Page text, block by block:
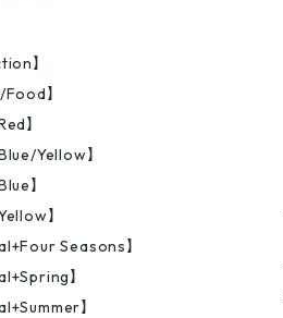
】
Food】
】
Yellow】
】
】
Seasons】
】
】